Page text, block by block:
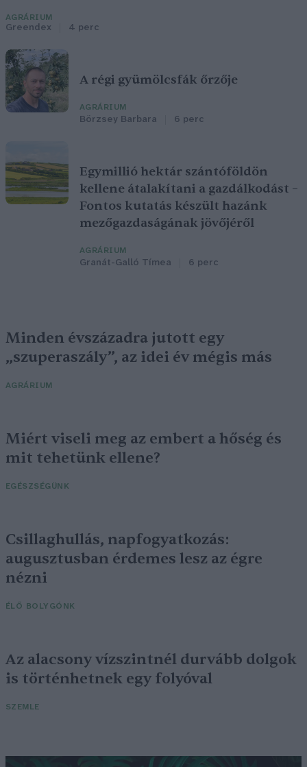
AGRÁRIUM
Greendex 4 perc
A régi gyümölcsfák őrzője
AGRÁRIUM
Börzsey Barbara 6 perc
Egymillió hektár szántóföldön
kellene átalakítani a gazdálkodást –
Fontos kutatás készült hazánk
mezőgazdaságának jövőjéről
AGRÁRIUM
Granát-Galló Tímea 6 perc
Minden évszázadra jutott egy
„szuperaszály”, az idei év mégis más
AGRÁRIUM
Miért viseli meg az embert a hőség és
mit tehetünk ellene?
EGÉSZSÉGÜNK
Csillaghullás, napfogyatkozás:
augusztusban érdemes lesz az égre
nézni
ÉLŐ BOLYGÓNK
Az alacsony vízszintnél durvább dolgok
is történhetnek egy folyóval
SZEMLE